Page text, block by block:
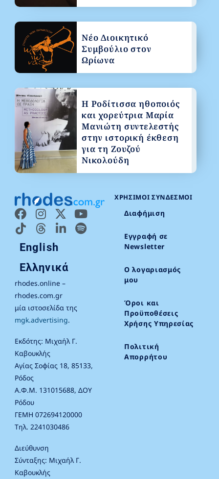
English
Ελληνικά
rhodes.online –
rhodes.com.gr
μία ιστοσελίδα της
mgk.advertising.
Εκδότης: Μιχαήλ Γ.
Καβουκλής
Αγίας Σοφίας 18, 85133,
Ρόδος
Α.Φ.Μ. 131015688, ΔΟΥ
Ρόδου
ΓΕΜΗ 072694120000
Τηλ. 2241030486
Διεύθυνση
Σύνταξης: Μιχαήλ Γ.
Καβουκλής
ΧΡΉΣΙΜΟΙ ΣΎΝΔΕΣΜΟΙ
Διαφήμιση
Εγγραφή σε
Newsletter
Ο λογαριασμός
μου
Όροι και
Προϋποθέσεις
Χρήσης Υπηρεσίας
Πολιτική
Απορρήτου
Νέο Διοικητικό
Συμβούλιο στον
Ωρίωνα
Η Ροδίτισσα ηθοποιός
και χορεύτρια Μαρία
Μανιώτη συντελεστής
στην ιστορική έκθεση
για τη Ζουζού
Νικολούδη